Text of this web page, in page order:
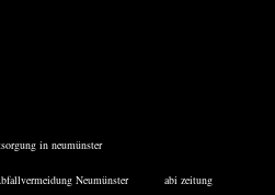
in neumünster
Neumünster abi zeitung